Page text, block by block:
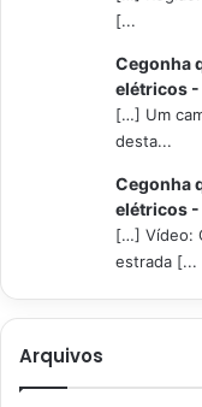
[...
Cegonha
elétricos -
[…] Um
desta...
Cegonha
elétricos -
[…] Vídeo:
estrada [...
Arquivos